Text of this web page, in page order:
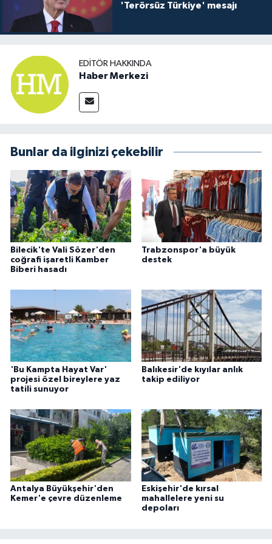
'Terörsüz Türkiye' mesajı
EDITÖR HAKKINDA
Haber Merkezi
Bunlar da ilginizi çekebilir
Bilecik'te Vali Sözer'den
coğrafi işaretli Kamber
Biberi hasadı
Trabzonspor'a büyük
destek
'Bu Kampta Hayat Var'
projesi özel bireylere yaz
tatili sunuyor
Balıkesir'de kıyılar anlık
takip ediliyor
Antalya Büyükşehir'den
Kemer'e çevre düzenleme
Eskişehir'de kırsal
mahallelere yeni su
depoları